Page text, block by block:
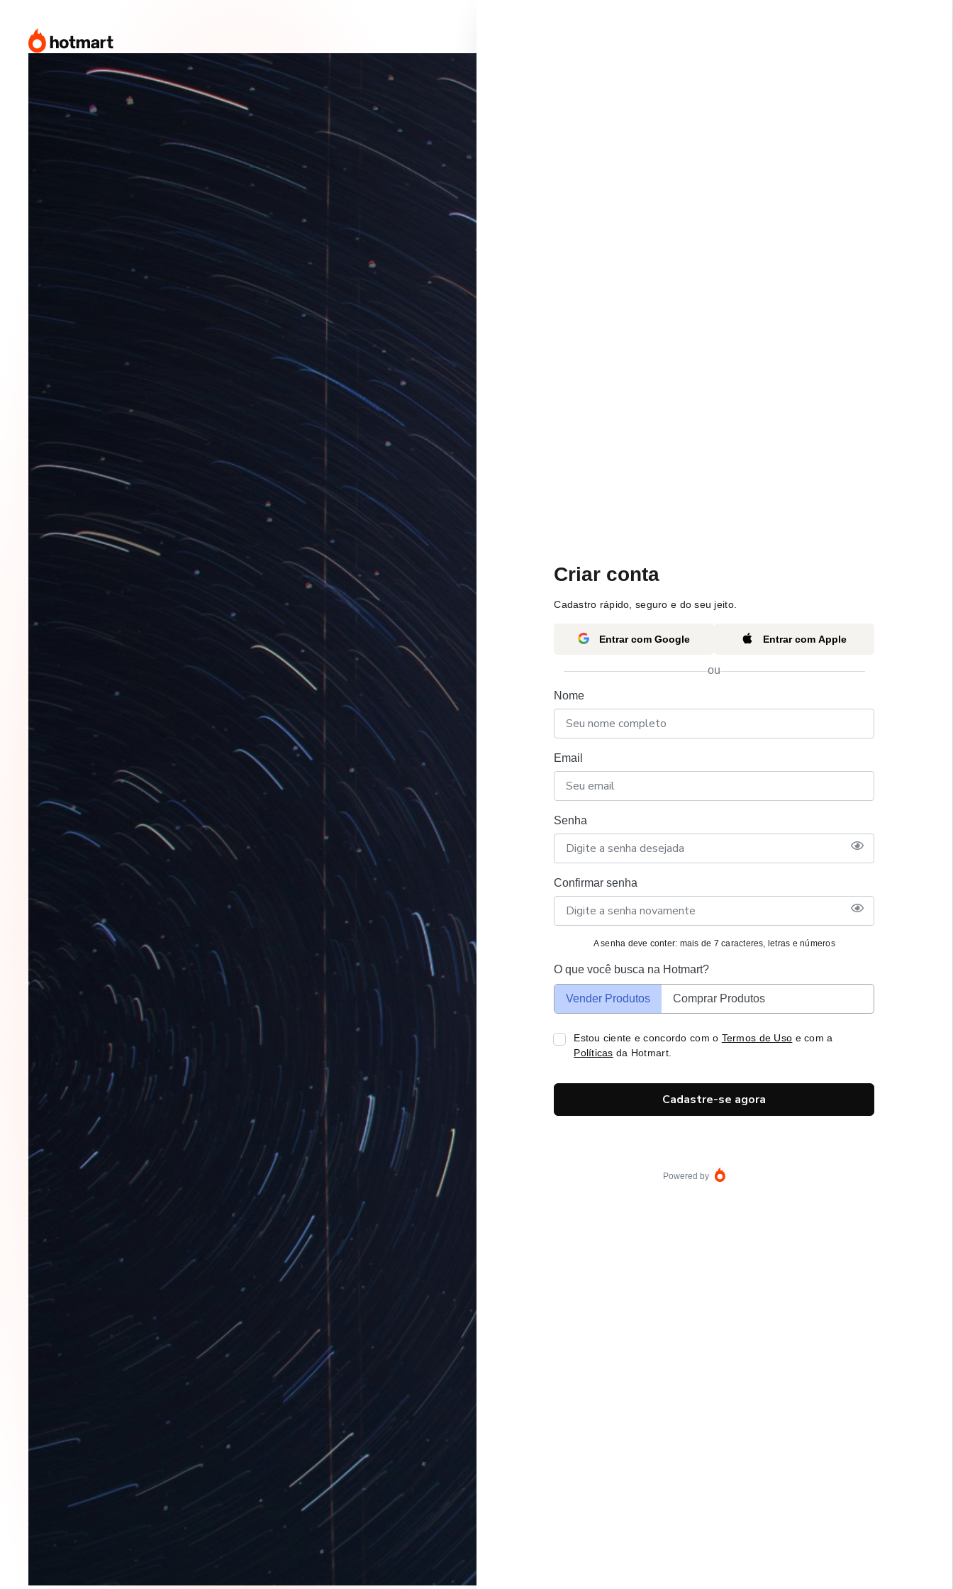
Criar conta
Cadastro rápido, seguro e do seu jeito.
Entrar com Google Entrar com Apple
ou
Nome
Email
Senha
Confirmar senha
A senha deve conter: mais de 7 caracteres, letras e números
O que você busca na Hotmart?
Vender Produtos Comprar Produtos
Estou ciente e concordo com o Termos de Uso e com a
Políticas da Hotmart.
Cadastre-se agora
Powered by